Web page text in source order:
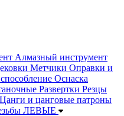
Алмазный инструмент
Метчики Оправки и
Оснаска
Развертки Резцы
Цанги и цанговые патроны
ЛЕВЫЕ